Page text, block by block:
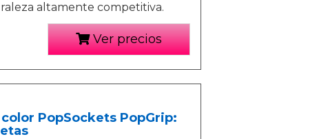
altamente competitiva.
Ver precios
PopSockets PopGrip: